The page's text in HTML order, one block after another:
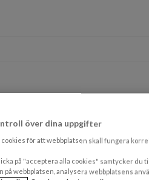
perfekt på uteplatsen. Stilfullt
med inlägg av gummi i locket. Förvara
Vill du dock behålla teakens
över dina uppgifter
för att webbplatsen skall fungera
på "acceptera alla cookies" samtycker du
på webbplatsen, analysera webbplatsens